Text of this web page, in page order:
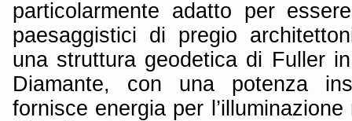
particolarmente adatto per
paesaggistici di pregio
una struttura geodetica di Fuller
Diamante, con una potenza
fornisce energia per